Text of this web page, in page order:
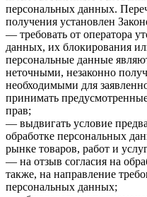
персональных данных.
получения установлен
— требовать от оператора
данных, их блокирования
персональные данные
неточными, незаконно
необходимыми для
принимать
прав;
— выдвигать условие
обработке персональных
рынке товаров, работ и
— на отзыв согласия на
также, на направление
персональных данных;